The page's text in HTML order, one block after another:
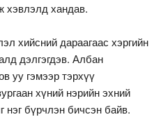
хэвлэлд хандав.
хийсний дараагаас хэргийн
дэлгэгдэв. Албан
уу гэмээр тэрхүү
хүний нэрийн эхний
нэг бүрчлэн бичсэн байв.